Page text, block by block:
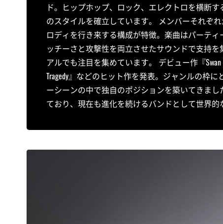
ド。ヒップホップ、ロック、エレクトロを横断
のスタイルを確立しています。 メンバーそれぞ
ロディを行き来する構成が特徴。楽曲はパーテ
ッチーさと攻撃性を両立させたサウンドで支持
アルでも注目を集めています。 デビュー作『
Tragedy』などのヒット作を発表。ジャンルの枠
ーシーンの中で独自のポジションを築いてきま
ており、現在も進化を続けるバンドとして世界的